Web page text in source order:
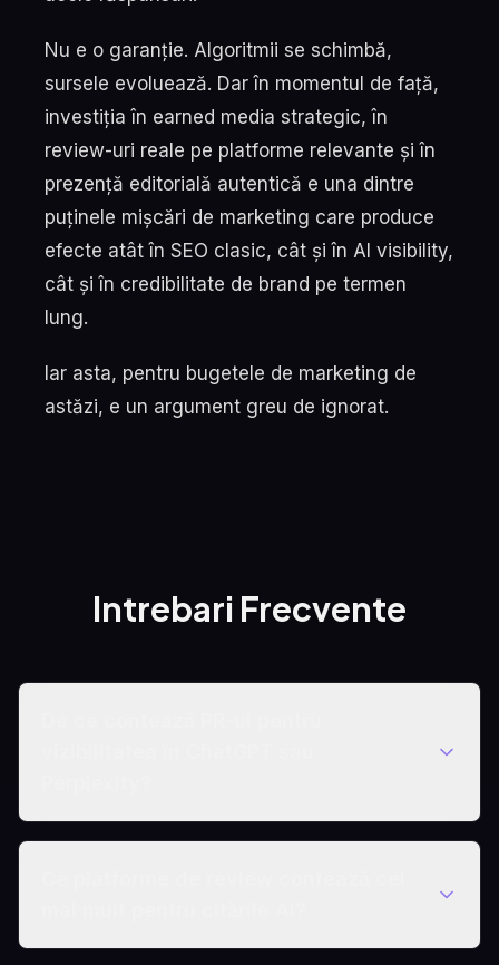
Nu e o garanție. Algoritmii se schimbă,
sursele evoluează. Dar în momentul de față,
investiția în earned media strategic, în
review-uri reale pe platforme relevante și în
prezență editorială autentică e una dintre
puținele mișcări de marketing care produce
efecte atât în SEO clasic, cât și în AI visibility,
cât și în credibilitate de brand pe termen
lung.
Iar asta, pentru bugetele de marketing de
astăzi, e un argument greu de ignorat.
Intrebari Frecvente